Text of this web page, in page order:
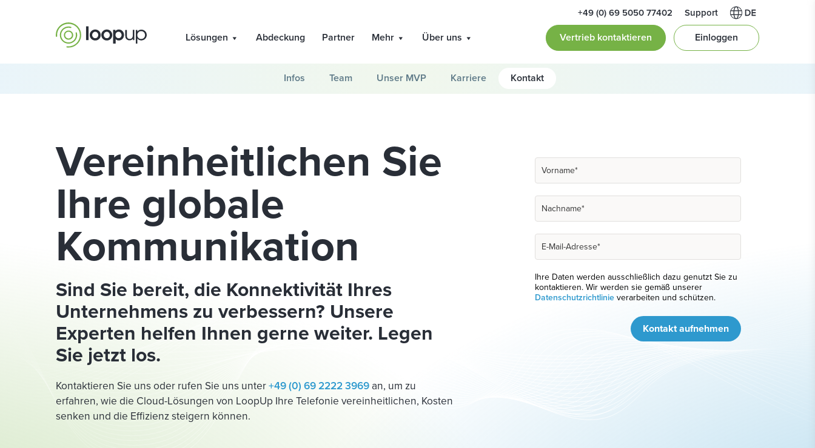
+49 (0) 69 5050 77402 Support
Lösungen Abdeckung Partner Mehr Über uns Vertrieb kontaktieren Einloggen
Infos Team Unser MVP Karriere Kontakt
Vereinheitlichen Sie
Ihre globale
Kommunikation
Sind Sie bereit, die Konnektivität Ihres
Unternehmens zu verbessern? Unsere
Experten helfen Ihnen gerne weiter. Legen
Sie jetzt los.
Kontaktieren Sie uns oder rufen Sie uns unter+49 (0) 69 2222 3969 an, um zu
erfahren, wie die Cloud-Lösungen von LoopUp Ihre Telefonie vereinheitlichen, Kosten
senken und die Effizienz steigern können.
Ihre Daten werden ausschließlich dazu genutzt Sie zu
kontaktieren. Wir werden sie gemäß unserer
Datenschutzrichtlinie verarbeiten und schützen.
Kontakt aufnehmen